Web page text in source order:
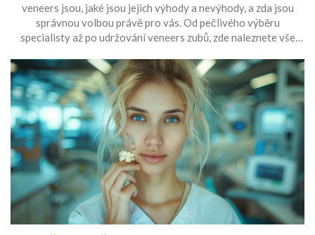
veneers jsou, jaké jsou jejich výhody a nevýhody, a zda jsou
správnou volbou právě pro vás. Od pečlivého výběru
specialisty až po udržování veneers zubů, zde naleznete vše